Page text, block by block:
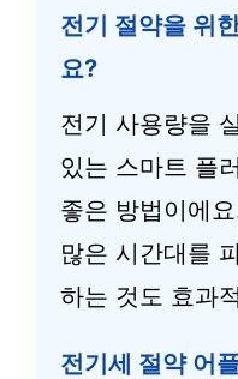
전기 절약을 위
요?
전기 사용량을
있는 스마트 플
좋은 방법이에
많은 시간대를
하는 것도 효과
전기세 절약 어